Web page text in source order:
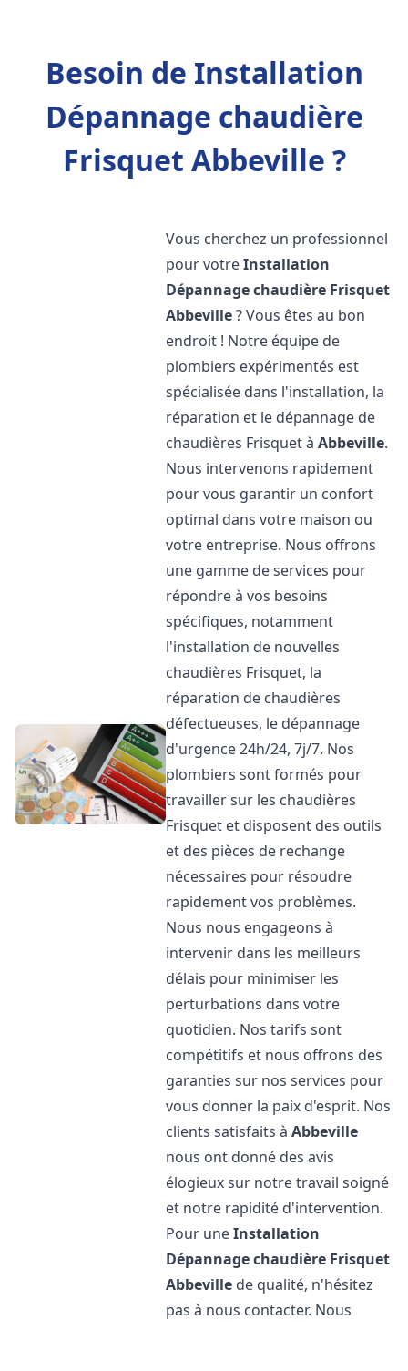
Besoin de Installation
Dépannage chaudière
Frisquet Abbeville ?
Vous cherchez un professionnel
pour votreInstallation
Dépannage chaudière Frisquet
Abbeville? Vous êtes au bon
endroit ! Notre équipe de
plombiers expérimentés est
spécialisée dans l'installation, la
réparation et le dépannage de
chaudières Frisquet àAbbeville.
Nous intervenons rapidement
pour vous garantir un confort
optimal dans votre maison ou
votre entreprise. Nous offrons
une gamme de services pour
répondre à vos besoins
spécifiques, notamment
l'installation de nouvelles
chaudières Frisquet, la
réparation de chaudières
défectueuses, le dépannage
d'urgence 24h/24, 7j/7. Nos
plombiers sont formés pour
travailler sur les chaudières
Frisquet et disposent des outils
et des pièces de rechange
nécessaires pour résoudre
rapidement vos problèmes.
Nous nous engageons à
intervenir dans les meilleurs
délais pour minimiser les
perturbations dans votre
quotidien. Nos tarifs sont
compétitifs et nous offrons des
garanties sur nos services pour
vous donner la paix d'esprit. Nos
clients satisfaits àAbbeville
nous ont donné des avis
élogieux sur notre travail soigné
et notre rapidité d'intervention.
Pour uneInstallation
Dépannage chaudière Frisquet
Abbeville de qualité, n'hésitez
pas à nous contacter. Nous